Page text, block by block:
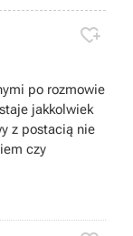

po rozmowie
jakkolwiek
z postacią nie
czy